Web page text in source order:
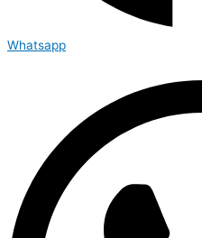
Whatsapp